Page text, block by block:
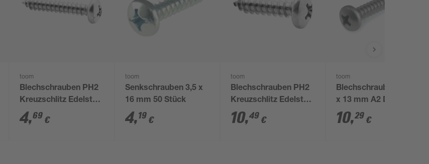
toom
Blechschrauben PH2
Kreuzschlitz Edelstahl
4,2 x 22 mm 8 Stück
4,69 €
toom
Senkschrauben 3,5 x
16 mm 50 Stück
4,19 €
toom
Blechschrauben PH2
Kreuzschlitz Edelstahl
4,2 x 16 mm 50 Stück
10,49 €
toom
Blechschrauben Ø 4,8
x 13 mm A2 DIN 7981
50 Stück
10,29 €